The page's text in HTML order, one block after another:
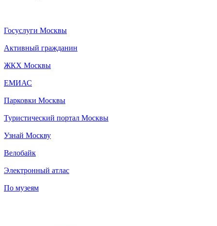
Госуслуги Москвы
Активный гражданин
ЖКХ Москвы
ЕМИАС
Парковки Москвы
Туристический портал Москвы
Узнай Москву
Велобайк
Электронный атлас
По музеям